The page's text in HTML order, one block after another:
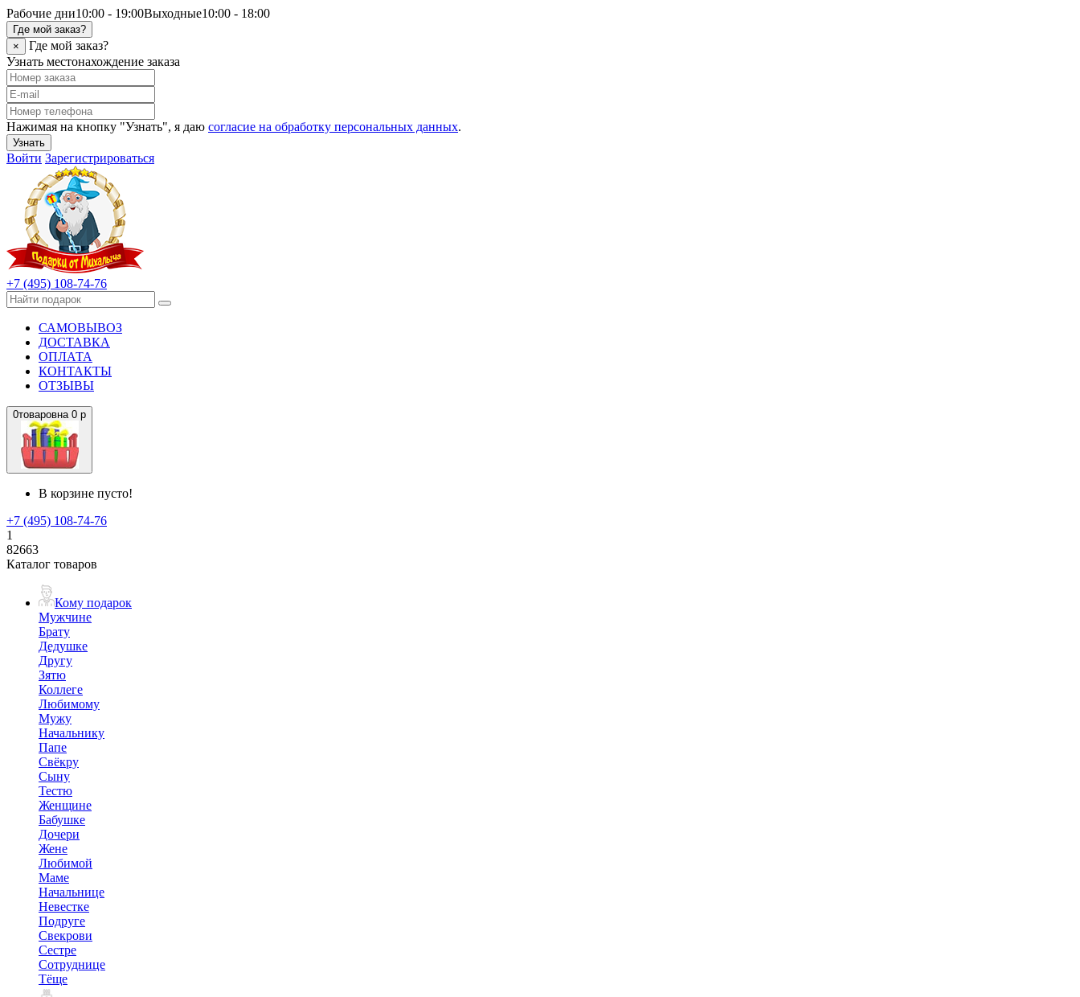
Рабочие дни10:00 - 19:00Выходные10:00 - 18:00
Где мой заказ?
×
Где мой заказ?
Узнать местонахождение заказа
Нажимая на кнопку "Узнать", я даю согласие на обработку персональных данных.
Узнать
Войти Зарегистрироваться
+7 (495) 108-74-76
САМОВЫВОЗ
ДОСТАВКА
ОПЛАТА
КОНТАКТЫ
ОТЗЫВЫ
0товаровна 0 р
В корзине пусто!
+7 (495) 108-74-76
1
82663
Каталог товаров
Кому подарок
Мужчине
Брату
Дедушке
Другу
Зятю
Коллеге
Любимому
Мужу
Начальнику
Папе
Свёкру
Сыну
Тестю
Женщине
Бабушке
Дочери
Жене
Любимой
Маме
Начальнице
Невестке
Подруге
Свекрови
Сестре
Сотруднице
Тёще